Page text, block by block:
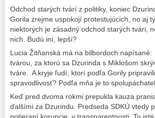
Odchod starých tvárí z politiky, koniec
Gorila zrejme uspokojí protestujúcich, no aj
niektorých je zásadný odchod starých tvári,
nich. Budú iní, lepší?
Lucia Žitňanská má na bilbordoch
tvárou, za ktorú sa Dzurinda s Miklošom
tváre. A kryje ľudí, ktorí podľa Gorily
spravodlivosť? Podľa mňa je to
Keď pred dvoma rokmi prepukla kauza
ďalšími za Dzurindu. Predseda SDKÚ vtedy